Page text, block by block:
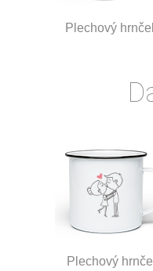
Plechový
Plechový